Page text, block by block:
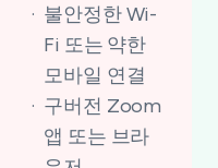
불안정한 Wi-
Fi 또는 약한
모바일 연결
구버전 Zoom
앱 또는 브라